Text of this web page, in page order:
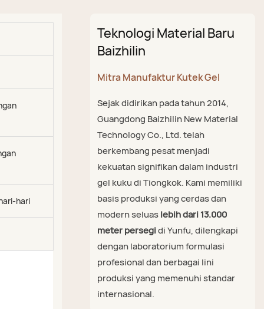
hari
Teknologi Material Baru
Baizhilin
Mitra Manufaktur Kutek Gel
Sejak didirikan pada tahun 2014,
Guangdong Baizhilin New Material
Technology Co., Ltd. telah
berkembang pesat menjadi
kekuatan signifikan dalam industri
gel kuku di Tiongkok. Kami memiliki
basis produksi yang cerdas dan
modern seluaslebih dari 13.000
meter persegidi Yunfu, dilengkapi
dengan laboratorium formulasi
profesional dan berbagai lini
produksi yang memenuhi standar
internasional.